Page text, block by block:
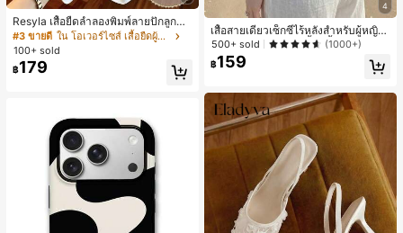
Resyla เสื้อยืดลำลองพิมพ์ลายปักลูกปัด
รูปโบว์ขนาดใหญ่สำหรับผู้หญิง
#3 ขายดี
ใน โอเวอร์ไซส์ เสื้อยืดผู้หญิง
100+ sold
฿179
4
เสื้อสายเดี่ยวเซ็กซี่ไร้หลังสำหรับผู้หญิง
พร้อมบราแบบมีฟองน้ำ, เสื้อกล้ามแขน
กุด, เสื้อลำลองสีดำสำหรับฤดูร้อน
500+ sold (1000+)
฿159